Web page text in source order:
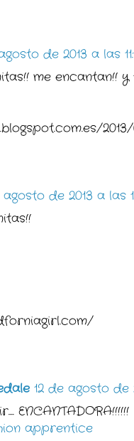
de 2013 a las
me encantan!!
agosto de 2013 a las
12 de agosto de
ENCANTADORA!!!!!!
apprentice